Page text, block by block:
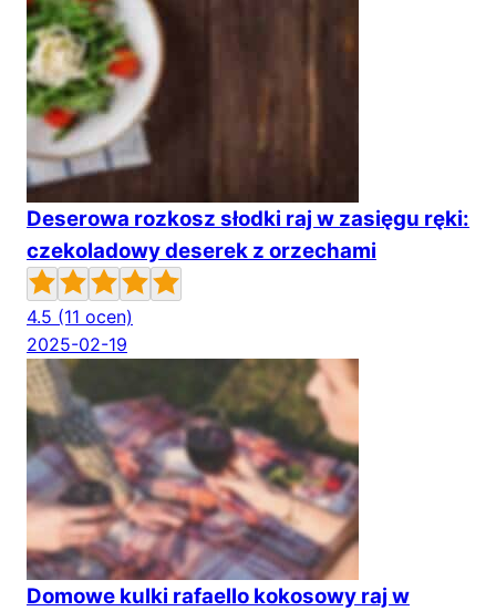
Deserowa rozkosz słodki raj w zasięgu ręki:
czekoladowy deserek z orzechami
4.5 (11 ocen)
2025-02-19
Domowe kulki rafaello kokosowy raj w